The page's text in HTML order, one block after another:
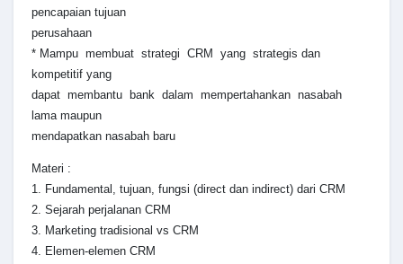
pencapaian tujuan
perusahaan
* Mampu membuat strategi CRM yang strategis dan
kompetitif yang
dapat membantu bank dalam mempertahankan nasabah
lama maupun
mendapatkan nasabah baru
Materi :
1. Fundamental, tujuan, fungsi (direct dan indirect) dari CRM
2. Sejarah perjalanan CRM
3. Marketing tradisional vs CRM
4. Elemen-elemen CRM